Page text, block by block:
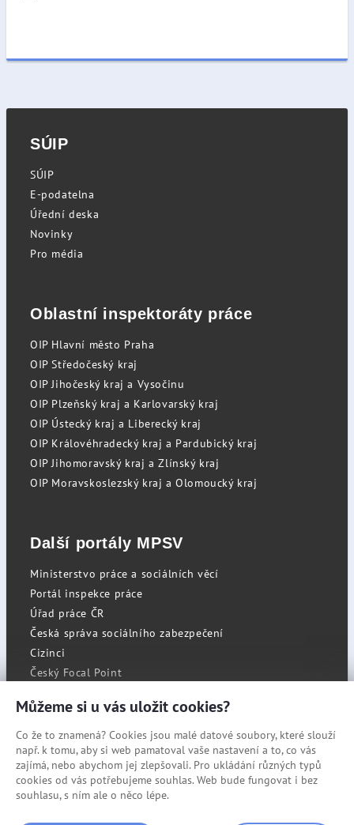
SÚIP
SÚIP
E-podatelna
Úřední deska
Novinky
Pro média
Oblastní inspektoráty práce
OIP Hlavní město Praha
OIP Středočeský kraj
OIP Jihočeský kraj a Vysočinu
OIP Plzeňský kraj a Karlovarský kraj
OIP Ústecký kraj a Liberecký kraj
OIP Královéhradecký kraj a Pardubický kraj
OIP Jihomoravský kraj a Zlínský kraj
OIP Moravskoslezský kraj a Olomoucký kraj
Další portály MPSV
Ministerstvo práce a sociálních věcí
Portál inspekce práce
Úřad práce ČR
Česká správa sociálního zabezpečení
Cizinci
Český Focal Point
RSS
Cookies
Prohlášení o přístupnosti
Mapa stránek
Můžeme si u vás uložit cookies?
Co že to znamená? Cookies jsou malé datové soubory, které slouží
např. k tomu, aby si web pamatoval vaše nastavení a to, co vás
zajímá, nebo abychom jej zlepšovali. Pro ukládání různých typů
cookies od vás potřebujeme souhlas. Web bude fungovat i bez
souhlasu, s ním ale o něco lépe.